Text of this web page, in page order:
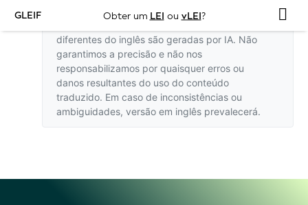
GLEIF Obter um LEI ou vLEI?
As traduções deste site em idiomas
diferentes do inglês são geradas por IA. Não
garantimos a precisão e não nos
responsabilizamos por quaisquer erros ou
danos resultantes do uso do conteúdo
traduzido. Em caso de inconsistências ou
ambiguidades, versão em inglês prevalecerá.